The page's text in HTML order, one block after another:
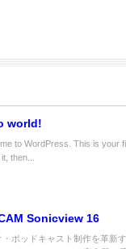
world!
to WordPress. This is your
then...
Sonicview 16
・ポッドキャスト制作を革新